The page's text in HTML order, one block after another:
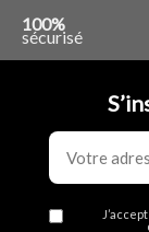
100%
sécurisé